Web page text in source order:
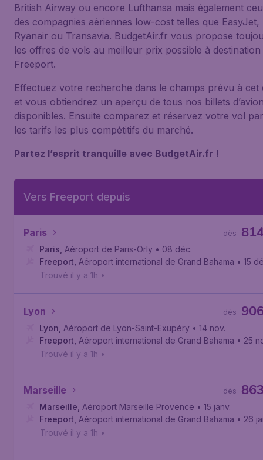
British Airway ou encore Lufthansa mais également
des compagnies aériennes low-cost telles que EasyJet,
Ryanair ou Transavia. BudgetAir.fr vous propose
les offres de vols au meilleur prix possible à destination
Freeport.
Effectuez votre recherche dans le champs prévu à cet
et vous obtiendrez un aperçu de tous nos billets
disponibles. Ensuite comparez et réservez votre vol
les tarifs les plus compétitifs du marché.
Partez l’esprit tranquille avec BudgetAir.fr !
Vers Freeport depuis
Paris dès
Paris Aéroport de Paris-Orly • 08 déc.
Freeport Aéroport international de Grand Bahama • 15
Trouvé il y a 1h •
Lyon dès
Lyon Aéroport de Lyon-Saint-Exupéry • 14 nov.
Freeport Aéroport international de Grand Bahama • 25
Trouvé il y a 1h •
Marseille dès
Marseille Aéroport Marseille Provence • 15 janv.
Freeport Aéroport international de Grand Bahama • 26
Trouvé il y a 1h •